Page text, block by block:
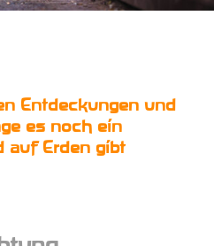
Entdeckungen und
es noch ein
auf Erden gibt